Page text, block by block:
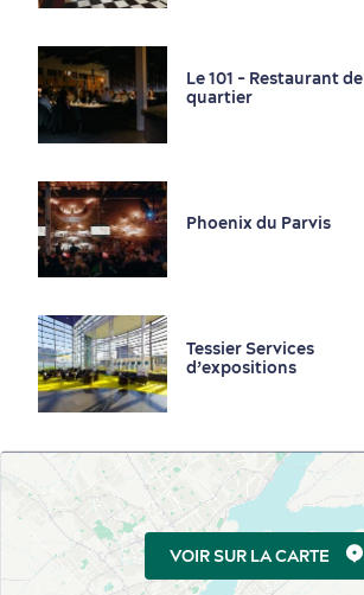
Le 101 - Restaurant de
quartier
Phoenix du Parvis
Tessier Services
d’expositions
VOIR SUR LA CARTE